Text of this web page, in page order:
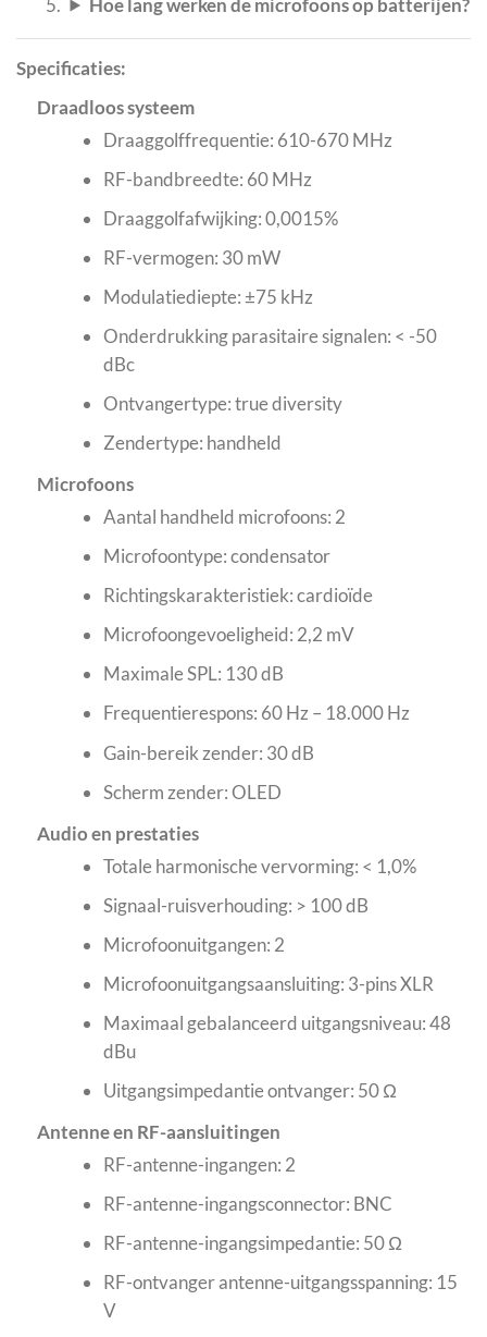
Specificaties:
Draadloos systeem
Draaggolffrequentie: 610-670 MHz
RF-bandbreedte: 60 MHz
Draaggolfafwijking: 0,0015%
RF-vermogen: 30 mW
Modulatiediepte: ±75 kHz
Onderdrukking parasitaire signalen: < -50
dBc
Ontvangertype: true diversity
Zendertype: handheld
Microfoons
Aantal handheld microfoons: 2
Microfoontype: condensator
Richtingskarakteristiek: cardioïde
Microfoongevoeligheid: 2,2 mV
Maximale SPL: 130 dB
Frequentierespons: 60 Hz – 18.000 Hz
Gain-bereik zender: 30 dB
Scherm zender: OLED
Audio en prestaties
Totale harmonische vervorming: < 1,0%
Signaal-ruisverhouding: > 100 dB
Microfoonuitgangen: 2
Microfoonuitgangsaansluiting: 3-pins XLR
Maximaal gebalanceerd uitgangsniveau: 48
dBu
Uitgangsimpedantie ontvanger: 50 Ω
Antenne en RF-aansluitingen
RF-antenne-ingangen: 2
RF-antenne-ingangsconnector: BNC
RF-antenne-ingangsimpedantie: 50 Ω
RF-ontvanger antenne-uitgangsspanning: 15
V